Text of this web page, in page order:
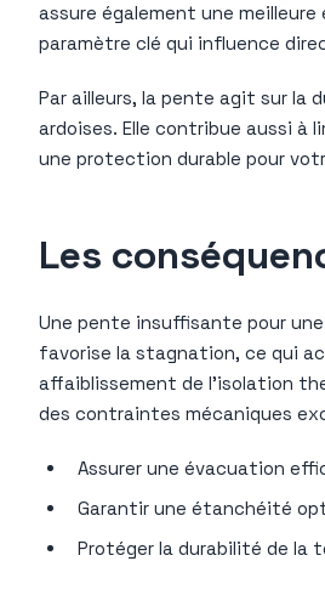
assure également une
paramètre clé qui influence
Par ailleurs, la pente agit sur la
ardoises. Elle contribue aussi
une protection durable pour
Les
Une pente insuffisante pour
favorise la stagnation, ce qui
affaiblissement de l’isolation
des contraintes mécaniques
Assurer une évacuation
Garantir une étanchéité
Protéger la durabilité de la